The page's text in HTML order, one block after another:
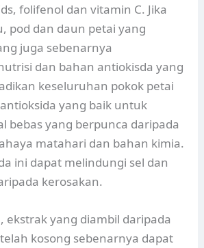
folifenol dan vitamin C. Jika
pod dan daun petai yang
juga sebenarnya
dan bahan antiokisda yang
keseluruhan pokok petai
yang baik untuk
bebas yang berpunca daripada
matahari dan bahan kimia.
ini dapat melindungi sel dan
kerosakan.
ekstrak yang diambil daripada
kosong sebenarnya dapat